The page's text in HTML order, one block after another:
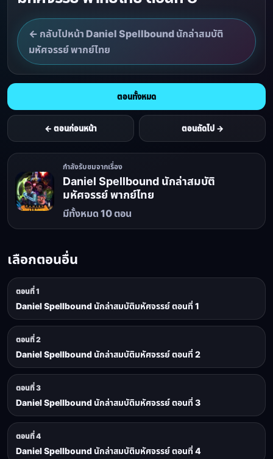
← กลับไปหน้า Daniel Spellbound นักล่าสมบัติ
มหัศจรรย์ พากย์ไทย
← ตอนก่อนหน้า
ตอนทั้งหมด
ตอนถัดไป →
กำลังรับชมจากเรื่อง
Daniel Spellbound นักล่าสมบัติ
มหัศจรรย์ พากย์ไทย
มีทั้งหมด 10 ตอน
เลือกตอนอื่น
ตอนที่ 1
Daniel Spellbound นักล่าสมบัติมหัศจรรย์ ตอนที่ 1
ตอนที่ 2
Daniel Spellbound นักล่าสมบัติมหัศจรรย์ ตอนที่ 2
ตอนที่ 3
Daniel Spellbound นักล่าสมบัติมหัศจรรย์ ตอนที่ 3
ตอนที่ 4
Daniel Spellbound นักล่าสมบัติมหัศจรรย์ ตอนที่ 4